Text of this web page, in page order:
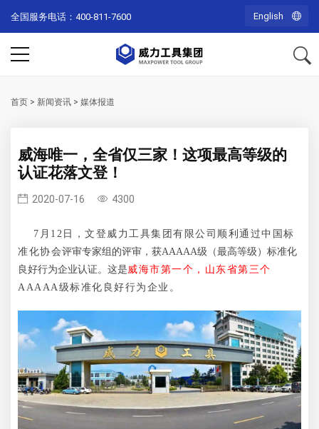
全国服务电话：400-811-7600 English
首页 > 新闻资讯 > 媒体报道
威海唯一，全省仅三家！这项最高等级的
认证花落文登！
2020-07-16 4300
7月12日，文登威力工具集团有限公司顺利通过中国标
准化协会评审专家组的评审，获AAAAA级（最高等级）标准化
良好行为企业认证。这是威海市第一个，山东省第三个
AAAAA级标准化良好行为企业。